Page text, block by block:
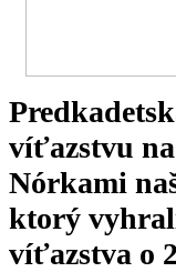
víťazstvu
Nórkami
ktorý
víťazstva o